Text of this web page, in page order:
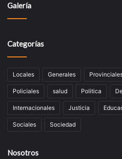
Galería
Categorías
Locales Generales
Policiales salud Politica
Internacionales Justicia
Sociales Sociedad
Nosotros